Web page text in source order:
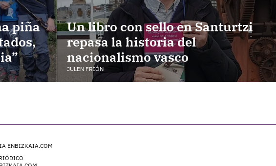
piña
Un libro con sello en Santurtzi
repasa la historia del
nacionalismo vasco
JULEN FRIÓN
ENBIZKAIA.COM